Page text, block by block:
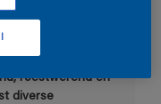
roestwerend en
diverse